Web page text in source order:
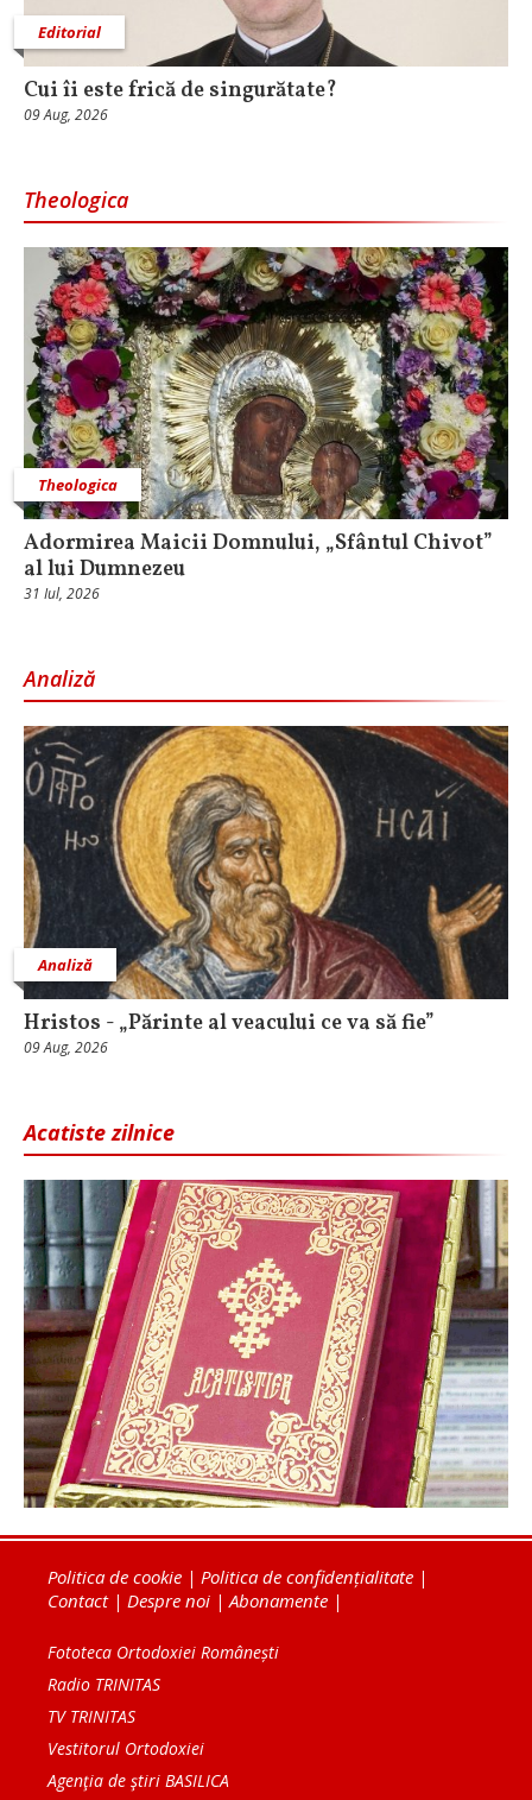
Editorial
Cui îi este frică de singurătate?
09 Aug, 2026
Theologica
Theologica
Adormirea Maicii Domnului, „Sfântul Chivot”
al lui Dumnezeu
31 Iul, 2026
Analiză
Analiză
Hristos - „Părinte al veacului ce va să fie”
09 Aug, 2026
Acatiste zilnice
Politica de cookie | Politica de confidențialitate |
Contact| Despre noi |Abonamente |
Fototeca Ortodoxiei Românești
Radio TRINITAS
TV TRINITAS
Vestitorul Ortodoxiei
Agenţia de ştiri BASILICA